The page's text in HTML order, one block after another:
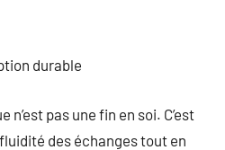
durable
pas une fin en soi. C’est
des échanges tout en